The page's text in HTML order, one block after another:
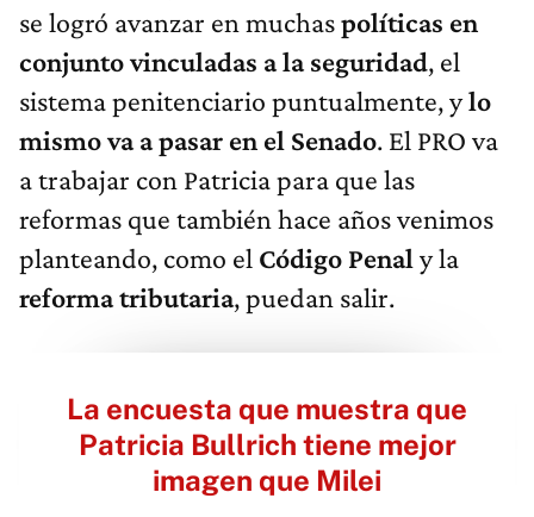
se logró avanzar en muchaspolíticas en
conjunto vinculadas a la seguridad, el
sistema penitenciario puntualmente, ylo
mismo va a pasar en el Senado. El PRO va
a trabajar con Patricia para que las
reformas que también hace años venimos
planteando, como el Código Penal y la
reforma tributaria, puedan salir.
La encuesta que muestra que
Patricia Bullrich tiene mejor
imagen que Milei